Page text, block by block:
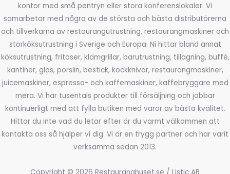
kontor med små pentryn eller stora konferenslokaler. Vi
samarbetar med några av de största och bästa distributörerna
och tillverkarna av restaurangutrustning, restaurangmaskiner och
storköksutrustning i Sverige och Europa. Ni hittar bland annat
köksutrustning, fritöser, klämgrillar, barutrustning, tillagning, buffé,
kantiner, glas, porslin, bestick, kockknivar, restaurangmaskiner,
juicemaskiner, espresso- och kaffemaskiner, kaffebryggare med
mera. Vi har tusentals produkter till försäljning och jobbar
kontinuerligt med att fylla butiken med varor av bästa kvalitet.
Hittar du inte vad du letar efter är du varmt välkommen att
kontakta oss så hjälper vi dig. Vi är en trygg partner och har varit
verksamma sedan 2013.
Copyright © 2026 Restauranghuset.se / Listic AB